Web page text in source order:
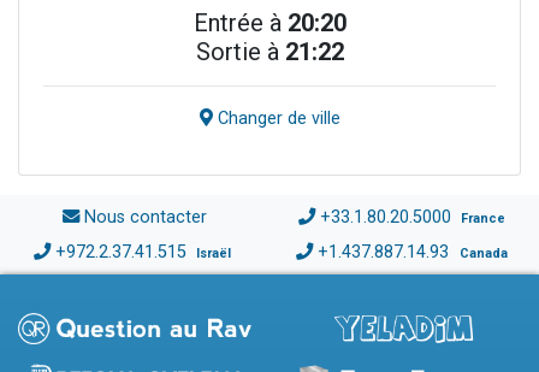
Entrée à 20:20
Sortie à 21:22
Changer de ville
Nous contacter +33.1.80.20.5000 France
+972.2.37.41.515 Israël +1.437.887.14.93 Canada